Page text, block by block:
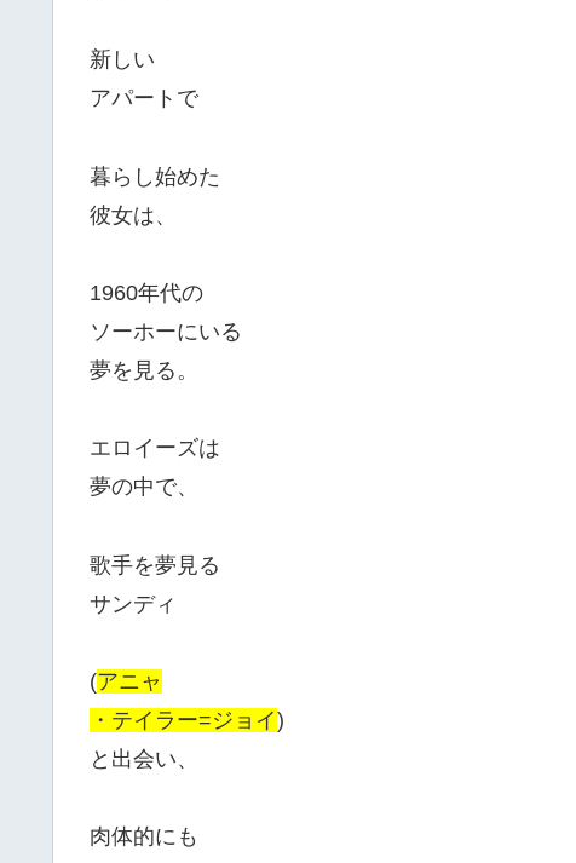
新しい
アパートで
暮らし始めた
彼女は、
1960年代の
ソーホーにいる
夢を見る。
エロイーズは
夢の中で、
歌手を夢見る
サンディ
(アニャ
・テイラー=ジョイ)
と出会い、
肉体的にも